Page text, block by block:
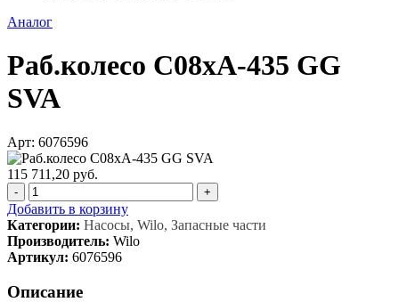
Аналог
Раб.колесо C08xA-435 GG
SVA
Арт: 6076596
115 711,20 руб.
- +
Добавить в корзину
Категории: Насосы, Wilo, Запасные части
Производитель: Wilo
Артикул: 6076596
Описание